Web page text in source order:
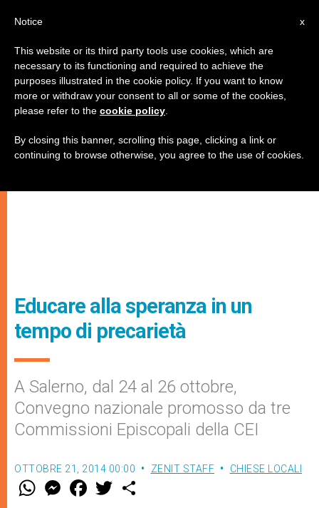
Educare alla speranza in un
tempo di precarietà
A Salerno, dal 24 al 26 ottobre,
Convegno nazionale promosso da tre
Commissioni Episcopali della CEI
OTTOBRE 21, 2014 00:00 ZENIT STAFF CHIESE LOCALI
W M
e
F
a w
x
Notice
This website or its third party tools use cookies, which are
necessary to its functioning and required to achieve the
purposes illustrated in the cookie policy. If you want to know
more or withdraw your consent to all or some of the cookies,
please refer to the cookie policy
By closing this banner, scrolling this page, clicking a link or
continuing to browse otherwise, you agree to the use of cookies.